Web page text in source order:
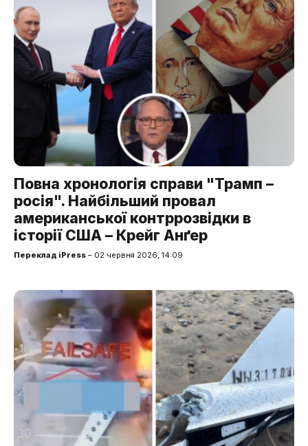
Повна хронологія справи "Трамп –
росія". Найбільший провал
американської контррозвідки в
історії США – Крейг Анґер
Переклад iPress – 02 червня 2026, 14:09